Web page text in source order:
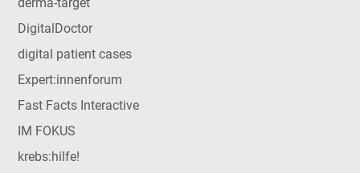
DigitalDoctor
digital patient cases
Expert:innenforum
Fast Facts Interactive
IM FOKUS
krebs:hilfe!